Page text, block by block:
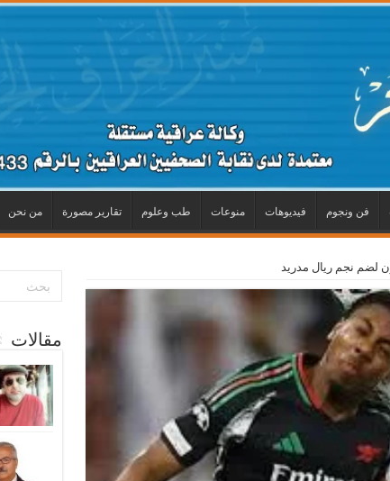
فن ونجوم فيديوهات منوعات طب وعلوم تقارير مصورة من نحن
مقالات